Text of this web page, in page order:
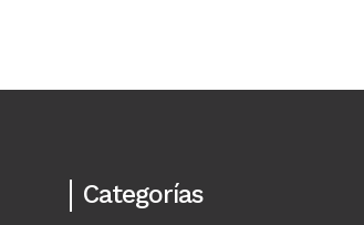
Categorías